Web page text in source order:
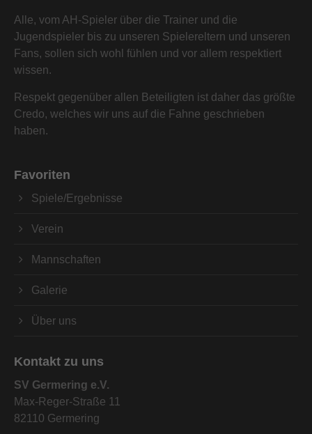
Alle, vom AH-Spieler über die Trainer und die
Jugendspieler bis zu unseren Spielereltern und unseren
Fans, sollen sich wohl fühlen und vor allem respektiert
wissen.
Respekt gegenüber allen Beteiligten ist daher das größte
Credo, welches wir uns auf die Fahne geschrieben
haben.
Favoriten
Spiele/Ergebnisse
Verein
Mannschaften
Galerie
Über uns
Kontakt zu uns
SV Germering e.V.
Max-Reger-Straße 11
82110 Germering